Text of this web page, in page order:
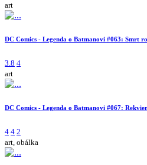
art
DC Comics - Legenda o Batmanovi #063: Smrt
3.8 4
art
DC Comics - Legenda o Batmanovi #067:
4 4 2
art, obálka